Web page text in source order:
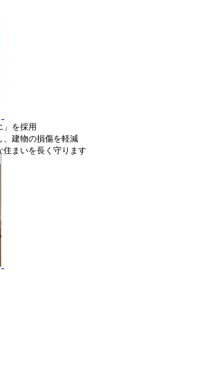
」を採用
、建物の損傷を軽減
住まいを長く守ります